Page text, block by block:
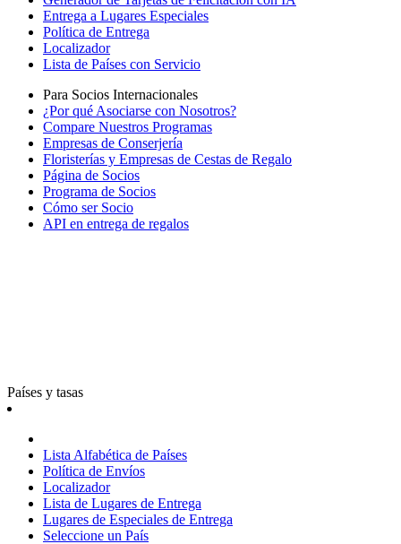
Entrega a Lugares Especiales
Política de Entrega
Localizador
Lista de Países con Servicio
Para Socios Internacionales
¿Por qué Asociarse con Nosotros?
Compare Nuestros Programas
Empresas de Conserjería
Floristerías y Empresas de Cestas de Regalo
Página de Socios
Programa de Socios
Cómo ser Socio
API en entrega de regalos
Países y tasas
Lista Alfabética de Países
Política de Envíos
Localizador
Lista de Lugares de Entrega
Lugares de Especiales de Entrega
Seleccione un País